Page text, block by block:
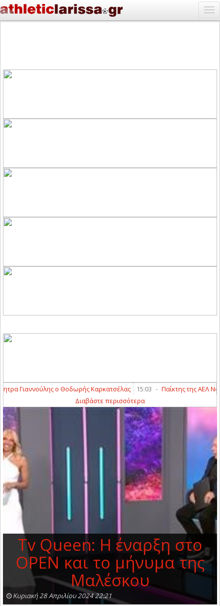
Γιαννούλης ο Θοδωρής Καρκατσέλας 15:03 -
Παίκτης της ΑΕΛ
Διαβάστε περισσότερα
Tv Queen: Η έναρξη στο
OPEN και το μήνυμα της
Μαλέσκου
Κυριακή 28 Απριλίου 2024 22:21